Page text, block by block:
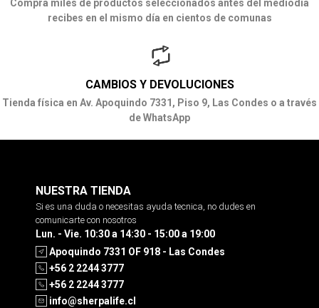
Compra miles de productos seleccionados antes del mediodía
recibes en el mismo día en cientos de comunas
CAMBIOS Y DEVOLUCIONES
Tienda física en Av. Apoquindo 7331, Piso 9, Las Condes o a través
de WhatsApp
NUESTRA TIENDA
Si es una duda o necesitas ayuda tecnica, no dudes en
comunicarte con nosotros
Lun. - Vie. 10:30 a 14:30 - 15:00 a 19:00
Apoquindo 7331 OF 918 - Las Condes
+56 2 2244 3777
+56 2 2244 3777
info@sherpalife.cl